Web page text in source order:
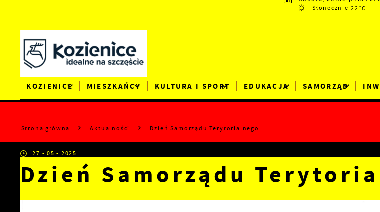
Słonecznie 22°C
KOZIENICE MIESZKAŃCY KULTURA I SPORT EDUKACJA SAMORZĄD
Strona główna Aktualności Dzień Samorządu Terytorialnego
27 - 05 - 2025
Dzień Samorządu